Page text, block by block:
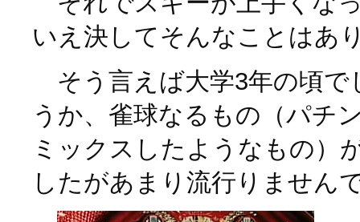
いえ決してそんなことはあ
そう言えば大学3年の頃で
うか、雀球なるもの（パチ
ミックスしたようなもの）
したがあまり流行りません